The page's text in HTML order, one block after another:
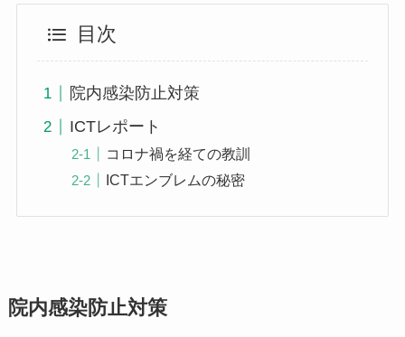
目次
院内感染防止対策
ICTレポート
コロナ禍を経ての教訓
ICTエンブレムの秘密
院内感染防止対策